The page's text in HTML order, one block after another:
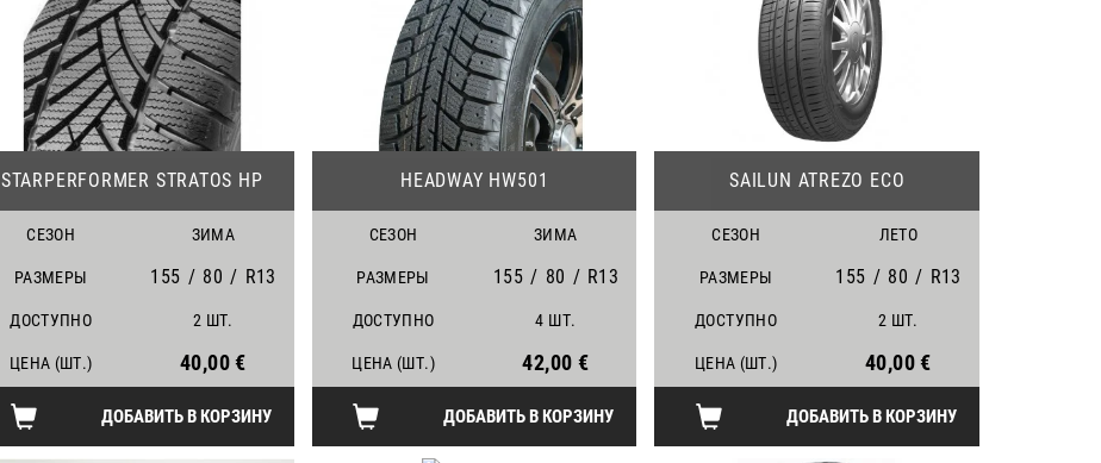
STARPERFORMER STRATOS HP
СЕЗОН ЗИМА
РАЗМЕРЫ 155 / 80 / R13
ДОСТУПНО 2 ШТ.
ЦЕНА (ШТ.) 40,00 €
ДОБАВИТЬ В КОРЗИНУ
HEADWAY HW501
СЕЗОН ЗИМА
РАЗМЕРЫ 155 / 80 / R13
ДОСТУПНО 4 ШТ.
ЦЕНА (ШТ.) 42,00 €
ДОБАВИТЬ В КОРЗИНУ
SAILUN ATREZO ECO
СЕЗОН ЛЕТО
РАЗМЕРЫ 155 / 80 / R13
ДОСТУПНО 2 ШТ.
ЦЕНА (ШТ.) 40,00 €
ДОБАВИТЬ В КОРЗИНУ